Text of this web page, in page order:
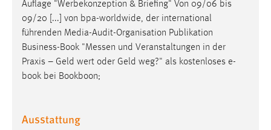
Auflage "Werbekonzeption & Briefing" Von 09/06 bis
09/20 [...] von bpa-worldwide, der international
führenden Media-Audit-Organisation Publikation
Business-Book "Messen und Veranstaltungen in der
Praxis – Geld wert oder Geld weg?" als kostenloses e-
book bei Bookboon;
Ausstattung